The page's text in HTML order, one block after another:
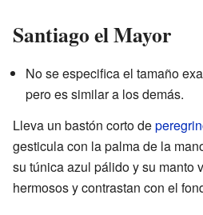
Santiago el Mayor
No se especifica el tamaño
pero es similar a los demás.
Lleva un bastón corto de
gesticula con la palma de la
su túnica azul pálido y su manto
hermosos y contrastan con el